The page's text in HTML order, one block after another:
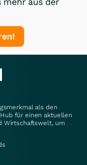
als den
für einen aktuellen
Wirtschaftswelt, um